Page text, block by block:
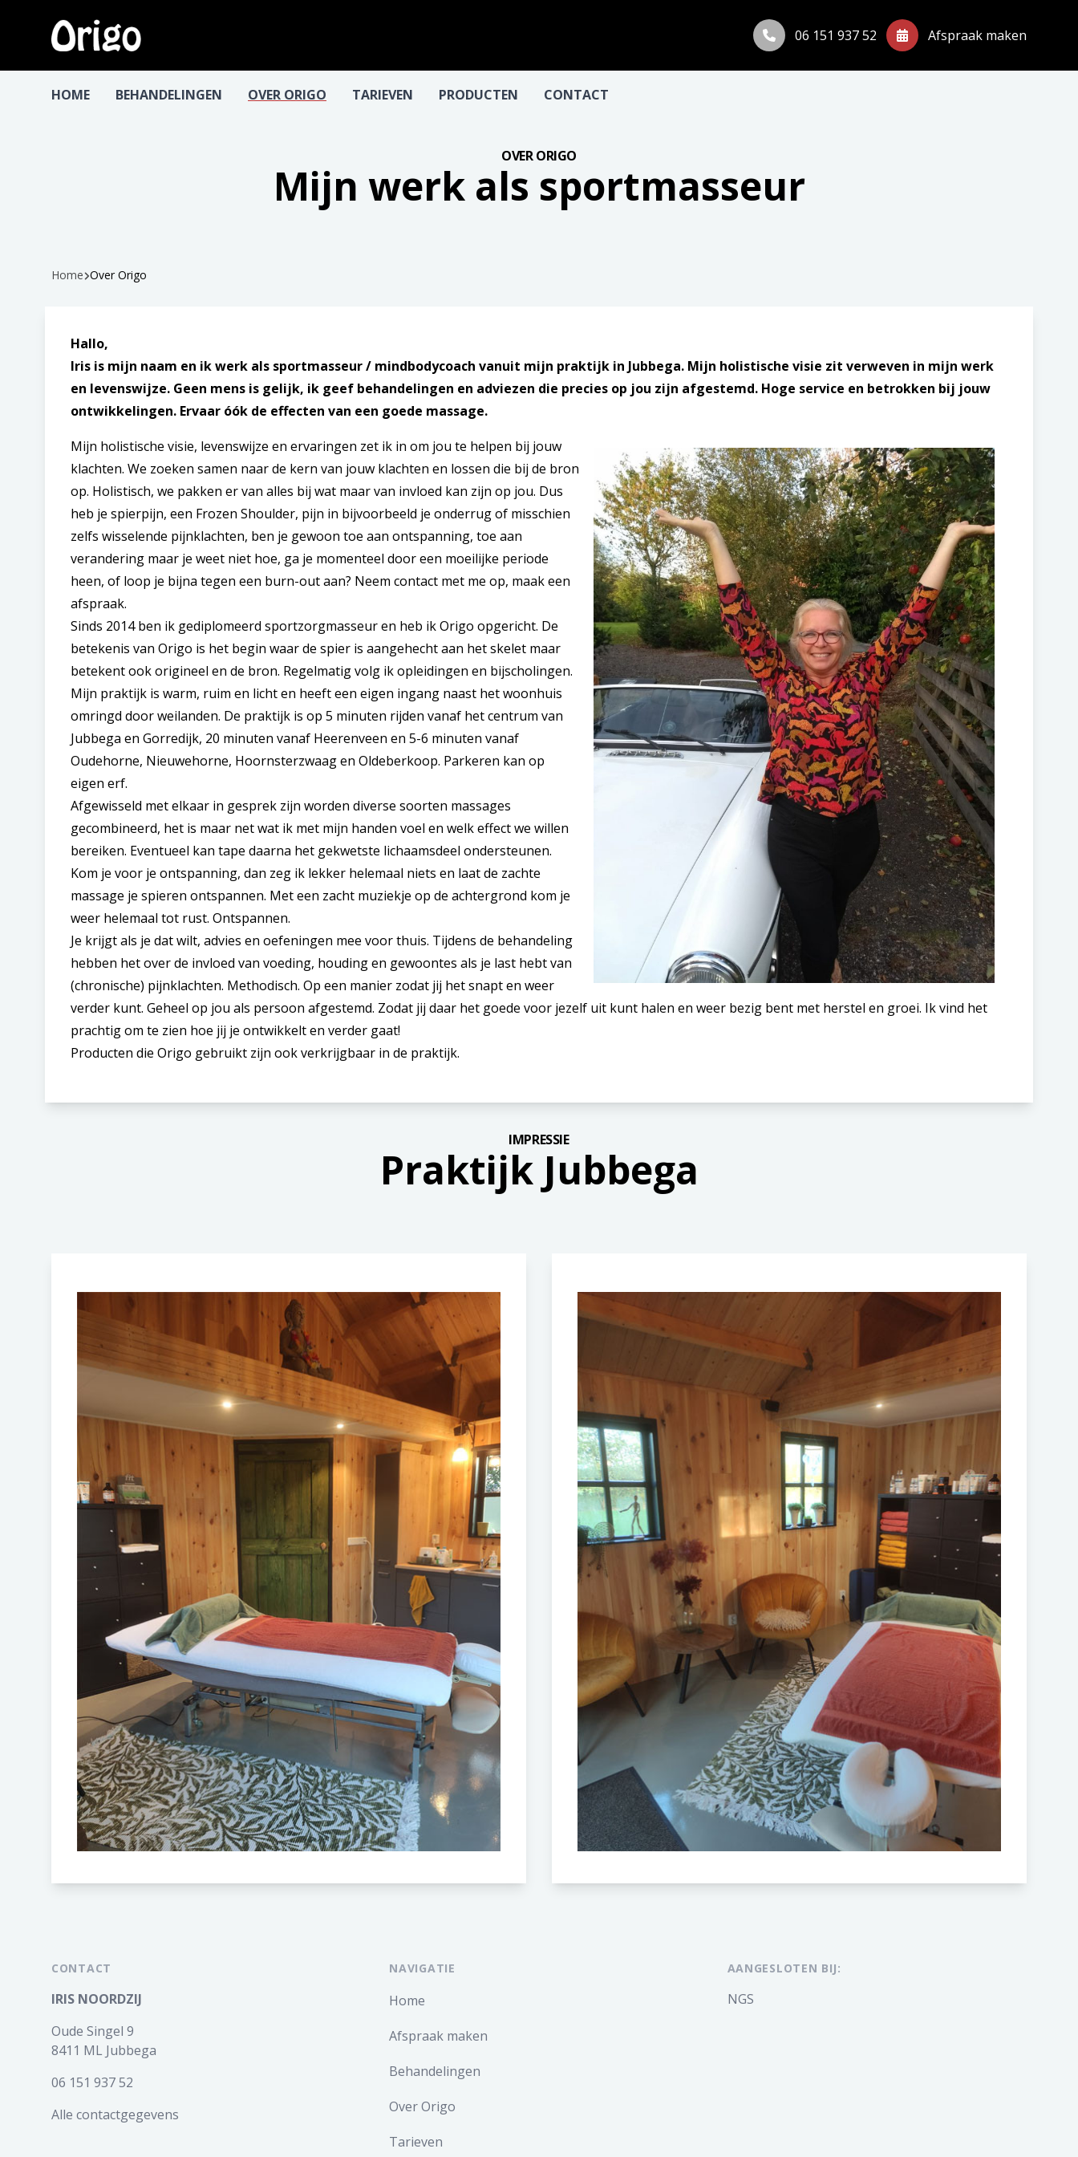
06 151 937 52 Afspraak maken
HOME BEHANDELINGEN OVER ORIGO TARIEVEN PRODUCTEN CONTACT
OVER ORIGO
Mijn werk als sportmasseur
Home Over Origo
Hallo,
Iris is mijn naam en ik werk als sportmasseur / mindbodycoach vanuit mijn praktijk in Jubbega. Mijn holistische visie zit verweven in mijn werk
en levenswijze. Geen mens is gelijk, ik geef behandelingen en adviezen die precies op jou zijn afgestemd. Hoge service en betrokken bij jouw
ontwikkelingen. Ervaar óók de effecten van een goede massage.
Mijn holistische visie, levenswijze en ervaringen zet ik in om jou te helpen bij jouw
klachten. We zoeken samen naar de kern van jouw klachten en lossen die bij de bron
op. Holistisch, we pakken er van alles bij wat maar van invloed kan zijn op jou. Dus
heb je spierpijn, een Frozen Shoulder, pijn in bijvoorbeeld je onderrug of misschien
zelfs wisselende pijnklachten, ben je gewoon toe aan ontspanning, toe aan
verandering maar je weet niet hoe, ga je momenteel door een moeilijke periode
heen, of loop je bijna tegen een burn-out aan? Neem contact met me op, maak een
afspraak.
Sinds 2014 ben ik gediplomeerd sportzorgmasseur en heb ik Origo opgericht. De
betekenis van Origo is het begin waar de spier is aangehecht aan het skelet maar
betekent ook origineel en de bron. Regelmatig volg ik opleidingen en bijscholingen.
Mijn praktijk is warm, ruim en licht en heeft een eigen ingang naast het woonhuis
omringd door weilanden. De praktijk is op 5 minuten rijden vanaf het centrum van
Jubbega en Gorredijk, 20 minuten vanaf Heerenveen en 5-6 minuten vanaf
Oudehorne, Nieuwehorne, Hoornsterzwaag en Oldeberkoop. Parkeren kan op
eigen erf.
Afgewisseld met elkaar in gesprek zijn worden diverse soorten massages
gecombineerd, het is maar net wat ik met mijn handen voel en welk effect we willen
bereiken. Eventueel kan tape daarna het gekwetste lichaamsdeel ondersteunen.
Kom je voor je ontspanning, dan zeg ik lekker helemaal niets en laat de zachte
massage je spieren ontspannen. Met een zacht muziekje op de achtergrond kom je
weer helemaal tot rust. Ontspannen.
Je krijgt als je dat wilt, advies en oefeningen mee voor thuis. Tijdens de behandeling
hebben het over de invloed van voeding, houding en gewoontes als je last hebt van
(chronische) pijnklachten. Methodisch. Op een manier zodat jij het snapt en weer
verder kunt. Geheel op jou als persoon afgestemd. Zodat jij daar het goede voor jezelf uit kunt halen en weer bezig bent met herstel en groei. Ik vind het
prachtig om te zien hoe jij je ontwikkelt en verder gaat!
Producten die Origo gebruikt zijn ook verkrijgbaar in de praktijk.
IMPRESSIE
Praktijk Jubbega
CONTACT
IRIS NOORDZIJ
Oude Singel 9
8411 ML Jubbega
06 151 937 52
Alle contactgegevens
NAVIGATIE
Home
Afspraak maken
Behandelingen
Over Origo
Tarieven
AANGESLOTEN BIJ:
NGS